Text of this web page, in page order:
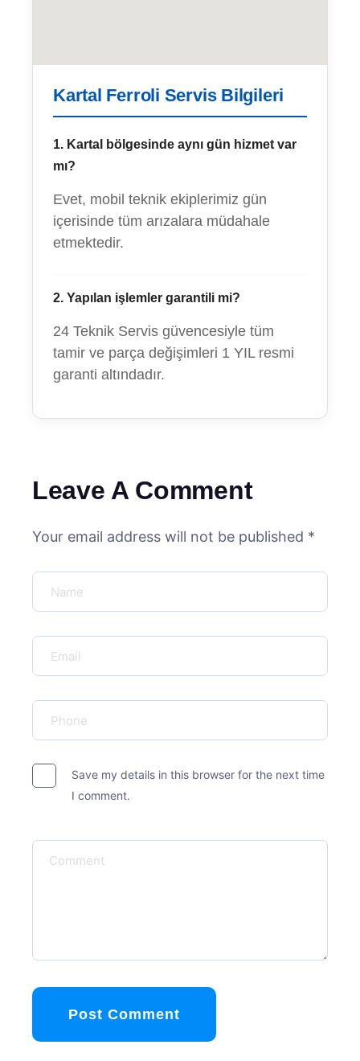
Kartal Ferroli Servis Bilgileri
1. Kartal bölgesinde aynı gün hizmet var
mı?
Evet, mobil teknik ekiplerimiz gün
içerisinde tüm arızalara müdahale
etmektedir.
2. Yapılan işlemler garantili mi?
24 Teknik Servis güvencesiyle tüm
tamir ve parça değişimleri 1 YIL resmi
garanti altındadır.
Leave A Comment
Your email address will not be published *
Save my details in this browser for the next time
I comment.
Post Comment